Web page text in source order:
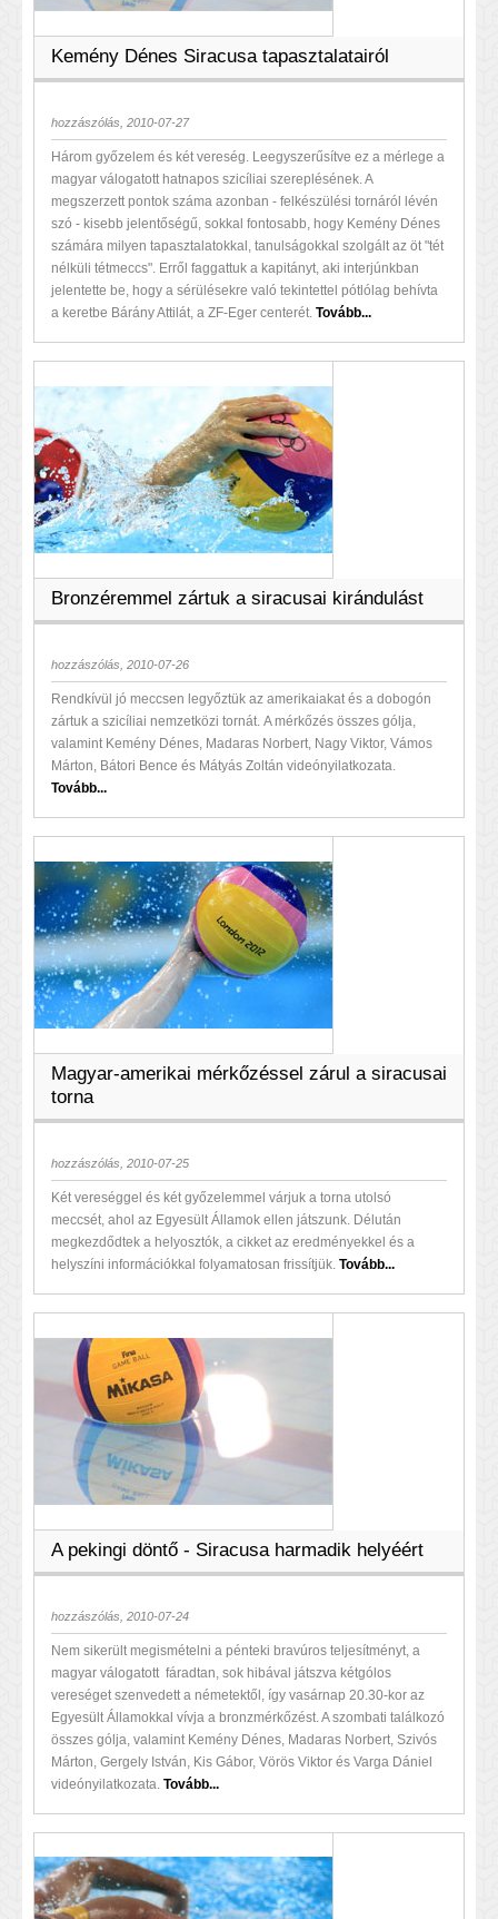
Kemény Dénes Siracusa tapasztalatairól
hozzászólás, 2010-07-27
Három győzelem és két vereség. Leegyszerűsítve ez a mérlege a
magyar válogatott hatnapos szicíliai szereplésének. A
megszerzett pontok száma azonban - felkészülési tornáról lévén
szó - kisebb jelentőségű, sokkal fontosabb, hogy Kemény Dénes
számára milyen tapasztalatokkal, tanulságokkal szolgált az öt "tét
nélküli tétmeccs". Erről faggattuk a kapitányt, aki interjúnkban
jelentette be, hogy a sérülésekre való tekintettel pótlólag behívta
a keretbe Bárány Attilát, a ZF-Eger centerét. Tovább...
Bronzéremmel zártuk a siracusai kirándulást
hozzászólás, 2010-07-26
Rendkívül jó meccsen legyőztük az amerikaiakat és a dobogón
zártuk a szicíliai nemzetközi tornát. A mérkőzés összes gólja,
valamint Kemény Dénes, Madaras Norbert, Nagy Viktor, Vámos
Márton, Bátori Bence és Mátyás Zoltán videónyilatkozata.
Tovább...
Magyar-amerikai mérkőzéssel zárul a siracusai
torna
hozzászólás, 2010-07-25
Két vereséggel és két győzelemmel várjuk a torna utolsó
meccsét, ahol az Egyesült Államok ellen játszunk. Délután
megkezdődtek a helyosztók, a cikket az eredményekkel és a
helyszíni információkkal folyamatosan frissítjük. Tovább...
A pekingi döntő - Siracusa harmadik helyéért
hozzászólás, 2010-07-24
Nem sikerült megismételni a pénteki bravúros teljesítményt, a
magyar válogatott fáradtan, sok hibával játszva kétgólos
vereséget szenvedett a németektől, így vasárnap 20.30-kor az
Egyesült Államokkal vívja a bronzmérkőzést. A szombati találkozó
összes gólja, valamint Kemény Dénes, Madaras Norbert, Szivós
Márton, Gergely István, Kis Gábor, Vörös Viktor és Varga Dániel
videónyilatkozata. Tovább...